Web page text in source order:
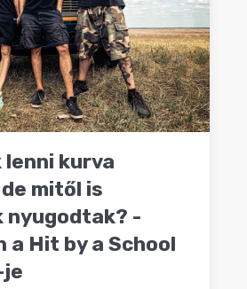
lenni kurva
mitől is
nyugodtak? -
a Hit by a School
je